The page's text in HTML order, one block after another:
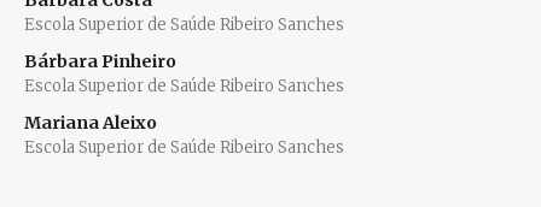
Escola Superior de Saúde Ribeiro Sanches
Bárbara Pinheiro
Escola Superior de Saúde Ribeiro Sanches
Mariana Aleixo
Escola Superior de Saúde Ribeiro Sanches